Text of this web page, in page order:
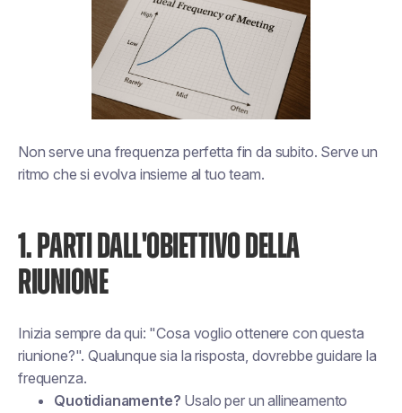
Non serve una frequenza perfetta fin da subito. Serve un
ritmo che si evolva insieme al tuo team.
1. PARTI DALL'OBIETTIVO DELLA
RIUNIONE
Inizia sempre da qui: "Cosa voglio ottenere con questa
riunione?". Qualunque sia la risposta, dovrebbe guidare la
frequenza.
Quotidianamente? Usalo per un allineamento